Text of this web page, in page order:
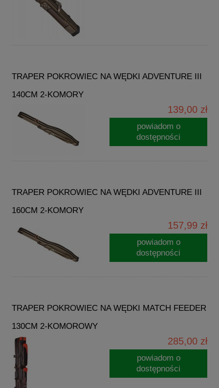
TRAPER POKROWIEC NA WĘDKI ADVENTURE III
140CM 2-KOMORY
139,00 zł
powiadom o
dostępności
TRAPER POKROWIEC NA WĘDKI ADVENTURE III
160CM 2-KOMORY
157,99 zł
powiadom o
dostępności
TRAPER POKROWIEC NA WĘDKI MATCH FEEDER
130CM 2-KOMOROWY
285,00 zł
powiadom o
dostępności